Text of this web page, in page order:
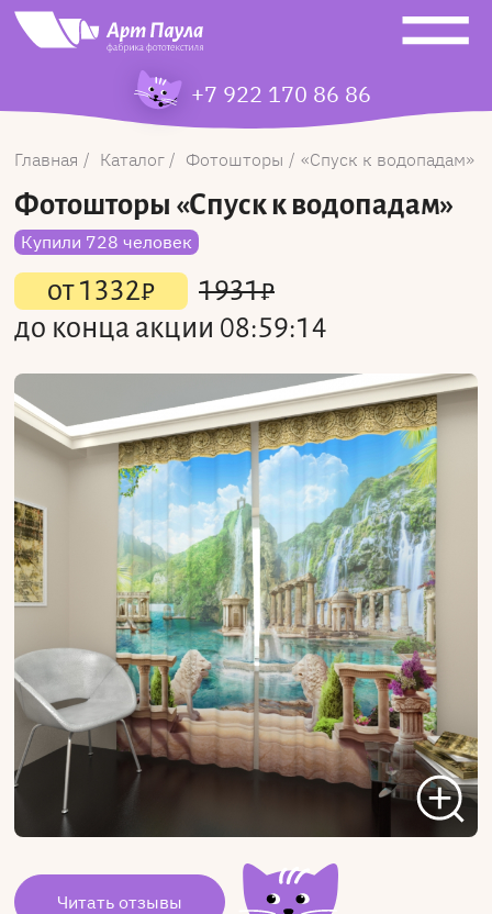
+7 922 170 86 86
Главная Каталог Фотошторы Спуск к водопадам
Фотошторы «Спуск к водопадам»
Купили 728 человек
от1332₽ 1931₽
до конца акции 08:59:14
Читать отзывы